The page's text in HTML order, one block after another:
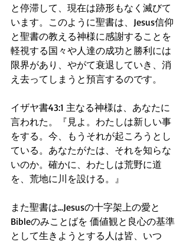
と停滞して、現在は跡形もなく滅びて
います。このように聖書は、Jesus信仰
と聖書の教える神様に感謝することを
軽視する国々や人達の成功と勝利には
限界があり、やがて衰退していき、消
え去ってしまうと預言するのです。
イザヤ書43:1 主なる神様は、あなたに
言われた。『見よ。わたしは新しい事
をする。今、もうそれが起ころうとし
ている。あなたがたは、それを知らな
いのか。確かに、わたしは荒野に道
を、荒地に川を設ける。』
また聖書は...Jesusの十字架上の愛と
Bibleのみことばを 価値観と良心の基準
として生きようとする人は皆、いつ